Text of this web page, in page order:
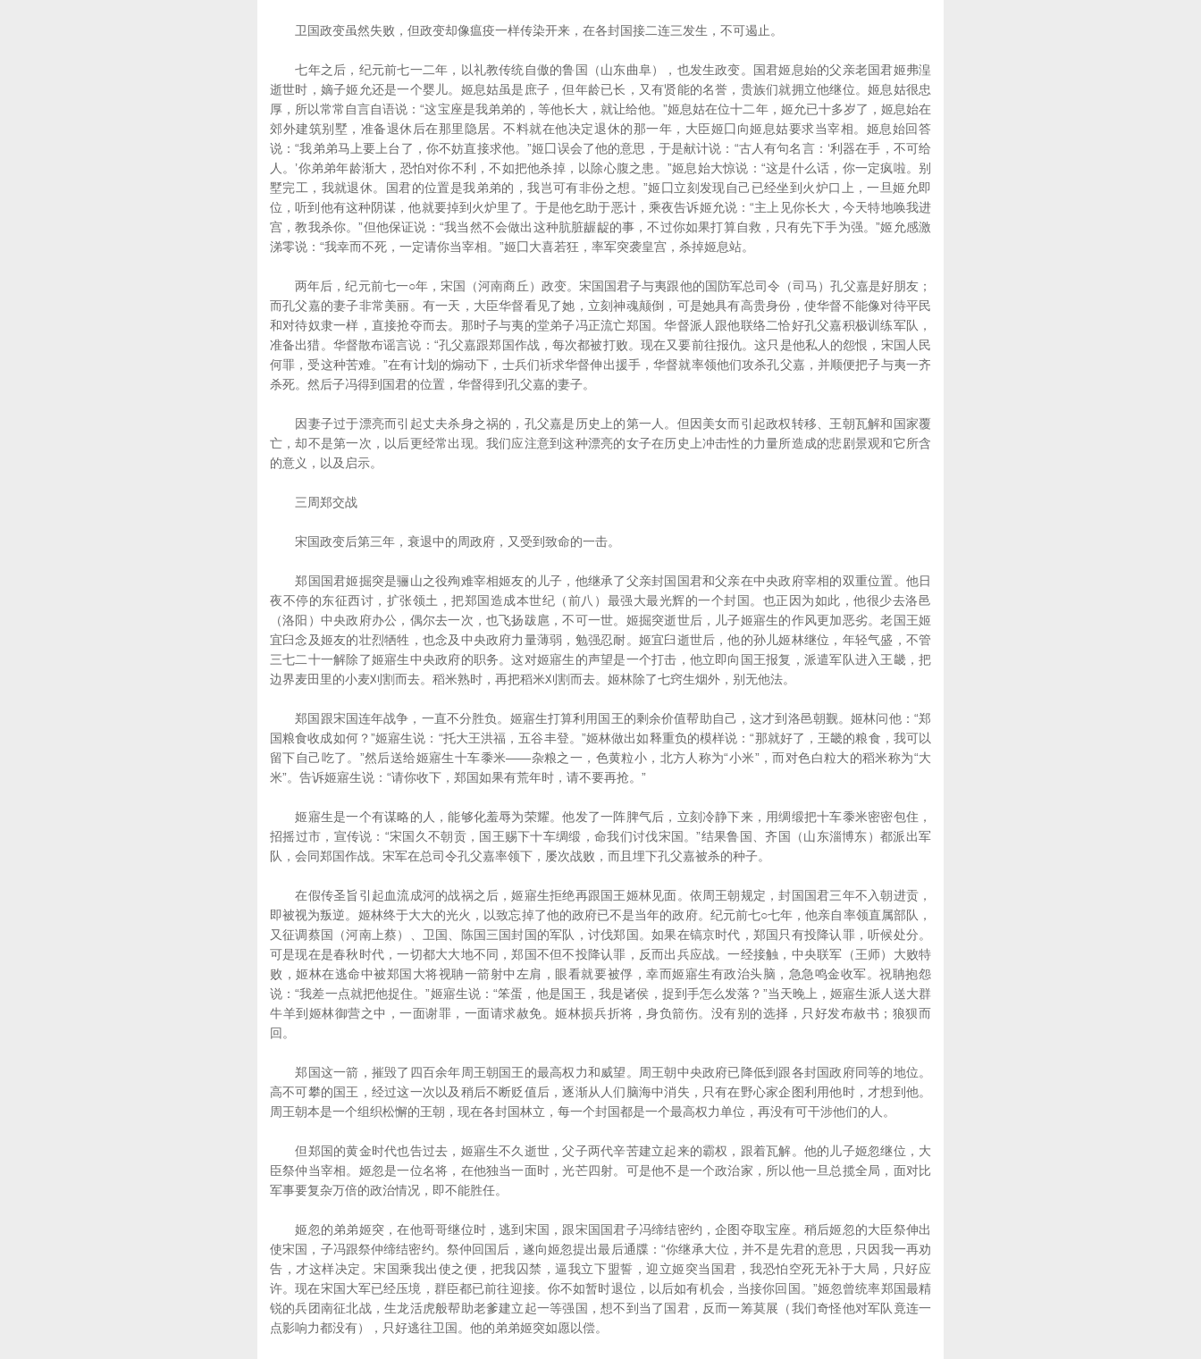
卫国政变虽然失败，但政变却像瘟疫一样传染开来，在各封国接二连三发生，不可遏止。
七年之后，纪元前七一二年，以礼教传统自傲的鲁国（山东曲阜），也发生政变。国君姬息始的父亲老国君姬弗湟
逝世时，嫡子姬允还是一个婴儿。姬息姑虽是庶子，但年龄已长，又有贤能的名誉，贵族们就拥立他继位。姬息姑很忠
厚，所以常常自言自语说：“这宝座是我弟弟的，等他长大，就让给他。”姬息姑在位十二年，姬允已十多岁了，姬息始在
郊外建筑别墅，准备退休后在那里隐居。不料就在他决定退休的那一年，大臣姬囗向姬息姑要求当宰相。姬息始回答
说：“我弟弟马上要上台了，你不妨直接求他。”姬囗误会了他的意思，于是献计说：“古人有句名言：‘利器在手，不可给
人。’你弟弟年龄渐大，恐怕对你不利，不如把他杀掉，以除心腹之患。”姬息始大惊说：“这是什么话，你一定疯啦。别
墅完工，我就退休。国君的位置是我弟弟的，我岂可有非份之想。”姬囗立刻发现自己已经坐到火炉口上，一旦姬允即
位，听到他有这种阴谋，他就要掉到火炉里了。于是他乞助于恶计，乘夜告诉姬允说：“主上见你长大，今天特地唤我进
宫，教我杀你。”但他保证说：“我当然不会做出这种肮脏龌龊的事，不过你如果打算自救，只有先下手为强。”姬允感激
涕零说：“我幸而不死，一定请你当宰相。”姬囗大喜若狂，率军突袭皇宫，杀掉姬息站。
两年后，纪元前七一○年，宋国（河南商丘）政变。宋国国君子与夷跟他的国防军总司令（司马）孔父嘉是好朋友；
而孔父嘉的妻子非常美丽。有一天，大臣华督看见了她，立刻神魂颠倒，可是她具有高贵身份，使华督不能像对待平民
和对待奴隶一样，直接抢夺而去。那时子与夷的堂弟子冯正流亡郑国。华督派人跟他联络二恰好孔父嘉积极训练军队，
准备出猎。华督散布谣言说：“孔父嘉跟郑国作战，每次都被打败。现在又要前往报仇。这只是他私人的怨恨，宋国人民
何罪，受这种苦难。”在有计划的煽动下，士兵们祈求华督伸出援手，华督就率领他们攻杀孔父嘉，并顺便把子与夷一齐
杀死。然后子冯得到国君的位置，华督得到孔父嘉的妻子。
因妻子过于漂亮而引起丈夫杀身之祸的，孔父嘉是历史上的第一人。但因美女而引起政权转移、王朝瓦解和国家覆
亡，却不是第一次，以后更经常出现。我们应注意到这种漂亮的女子在历史上冲击性的力量所造成的悲剧景观和它所含
的意义，以及启示。
三周郑交战
宋国政变后第三年，衰退中的周政府，又受到致命的一击。
郑国国君姬掘突是骊山之役殉难宰相姬友的儿子，他继承了父亲封国国君和父亲在中央政府宰相的双重位置。他日
夜不停的东征西讨，扩张领土，把郑国造成本世纪（前八）最强大最光辉的一个封国。也正因为如此，他很少去洛邑
（洛阳）中央政府办公，偶尔去一次，也飞扬跋扈，不可一世。姬掘突逝世后，儿子姬寤生的作风更加恶劣。老国王姬
宜臼念及姬友的壮烈牺牲，也念及中央政府力量薄弱，勉强忍耐。姬宜臼逝世后，他的孙儿姬林继位，年轻气盛，不管
三七二十一解除了姬寤生中央政府的职务。这对姬寤生的声望是一个打击，他立即向国王报复，派遣军队进入王畿，把
边界麦田里的小麦刈割而去。稻米熟时，再把稻米刈割而去。姬林除了七窍生烟外，别无他法。
郑国跟宋国连年战争，一直不分胜负。姬寤生打算利用国王的剩余价值帮助自己，这才到洛邑朝觐。姬林问他：“郑
国粮食收成如何？”姬寤生说：“托大王洪福，五谷丰登。”姬林做出如释重负的模样说：“那就好了，王畿的粮食，我可以
留下自己吃了。”然后送给姬寤生十车黍米——杂粮之一，色黄粒小，北方人称为“小米”，而对色白粒大的稻米称为“大
米”。告诉姬寤生说：“请你收下，郑国如果有荒年时，请不要再抢。”
姬寤生是一个有谋略的人，能够化羞辱为荣耀。他发了一阵脾气后，立刻冷静下来，用绸缎把十车黍米密密包住，
招摇过市，宣传说：“宋国久不朝贡，国王赐下十车绸缎，命我们讨伐宋国。”结果鲁国、齐国（山东淄博东）都派出军
队，会同郑国作战。宋军在总司令孔父嘉率领下，屡次战败，而且埋下孔父嘉被杀的种子。
在假传圣旨引起血流成河的战祸之后，姬寤生拒绝再跟国王姬林见面。依周王朝规定，封国国君三年不入朝进贡，
即被视为叛逆。姬林终于大大的光火，以致忘掉了他的政府已不是当年的政府。纪元前七○七年，他亲自率领直属部队，
又征调蔡国（河南上蔡）、卫国、陈国三国封国的军队，讨伐郑国。如果在镐京时代，郑国只有投降认罪，听候处分。
可是现在是春秋时代，一切都大大地不同，郑国不但不投降认罪，反而出兵应战。一经接触，中央联军（王师）大败特
败，姬林在逃命中被郑国大将视聃一箭射中左肩，眼看就要被俘，幸而姬寤生有政治头脑，急急鸣金收军。祝聃抱怨
说：“我差一点就把他捉住。”姬寤生说：“笨蛋，他是国王，我是诸侯，捉到手怎么发落？”当天晚上，姬寤生派人送大群
牛羊到姬林御营之中，一面谢罪，一面请求赦免。姬林损兵折将，身负箭伤。没有别的选择，只好发布赦书；狼狈而
回。
郑国这一箭，摧毁了四百余年周王朝国王的最高权力和威望。周王朝中央政府已降低到跟各封国政府同等的地位。
高不可攀的国王，经过这一次以及稍后不断贬值后，逐渐从人们脑海中消失，只有在野心家企图利用他时，才想到他。
周王朝本是一个组织松懈的王朝，现在各封国林立，每一个封国都是一个最高权力单位，再没有可干涉他们的人。
但郑国的黄金时代也告过去，姬寤生不久逝世，父子两代辛苦建立起来的霸权，跟着瓦解。他的儿子姬忽继位，大
臣祭仲当宰相。姬忽是一位名将，在他独当一面时，光芒四射。可是他不是一个政治家，所以他一旦总揽全局，面对比
军事要复杂万倍的政治情况，即不能胜任。
姬忽的弟弟姬突，在他哥哥继位时，逃到宋国，跟宋国国君子冯缔结密约，企图夺取宝座。稍后姬忽的大臣祭伸出
使宋国，子冯跟祭仲缔结密约。祭仲回国后，遂向姬忽提出最后通牒：“你继承大位，并不是先君的意思，只因我一再劝
告，才这样决定。宋国乘我出使之便，把我囚禁，逼我立下盟誓，迎立姬突当国君，我恐怕空死无补于大局，只好应
许。现在宋国大军已经压境，群臣都已前往迎接。你不如暂时退位，以后如有机会，当接你回国。”姬忽曾统率郑国最精
锐的兵团南征北战，生龙活虎般帮助老爹建立起一等强国，想不到当了国君，反而一筹莫展（我们奇怪他对军队竟连一
点影响力都没有），只好逃往卫国。他的弟弟姬突如愿以偿。